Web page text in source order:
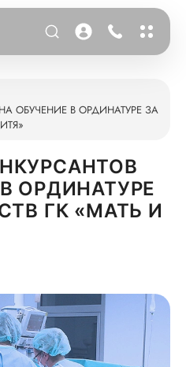
ОБУЧЕНИЕ В ОРДИНАТУРЕ ЗА
ОРДИНАТУРЕ
ГК «МАТЬ И